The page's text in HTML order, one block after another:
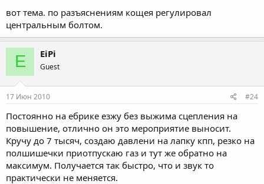
обороты, а у тех, кому такое действительно нужно, например
гонщикам, которые на каждом переключении под нагрузкой
экономят по полсекунды, имеются специальные quickshift
трансмиссии с двумя дисками сцепления. Если по теме - то нет,
сцепление на ybr не полуавтомат.
вот тема. по разъяснениям кощея регулировал
центральным болтом.
E EiPi
Guest
17 Июн 2010 #24
Постоянно на ебрике езжу без выжима сцепления на
повышение, отлично он это мероприятие выносит.
Кручу до 7 тысяч, создаю давлени на лапку кпп, резко на
полшишечки приотпускаю газ и тут же обратно на
максимум. Получается так быстро, что и звук то
практически не меняется.